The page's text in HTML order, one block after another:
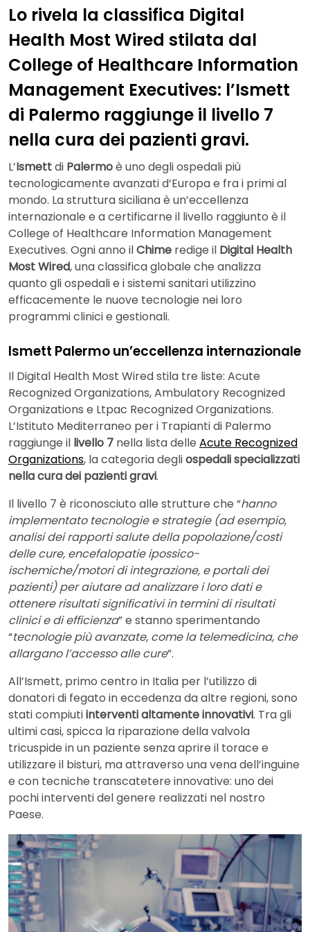
Lo rivela la classifica Digital
Health Most Wired stilata dal
College of Healthcare Information
Management Executives: l’Ismett
di Palermo raggiunge il livello 7
nella cura dei pazienti gravi.
L’Ismettdi Palermoè uno degli ospedali più
tecnologicamente avanzati d’Europa e fra i primi al
mondo. La struttura siciliana è un’eccellenza
internazionale e a certificarne il livello raggiunto è il
College of Healthcare Information Management
Executives. Ogni anno ilChime redige il Digital Health
Most Wired, una classifica globale che analizza
quanto gli ospedali e i sistemi sanitari utilizzino
efficacemente le nuove tecnologie nei loro
programmi clinici e gestionali.
Ismett Palermo un’eccellenza internazionale
Il Digital Health Most Wired stila tre liste: Acute
Recognized Organizations, Ambulatory Recognized
Organizations e Ltpac Recognized Organizations.
L’Istituto Mediterraneo per i Trapianti di Palermo
raggiunge il livello 7 nella lista delle Acute Recognized
Organizations, la categoria degliospedali specializzati
nella cura dei pazienti gravi.
Il livello 7 è riconosciuto alle strutture che “hanno
implementato tecnologie e strategie (ad esempio,
analisi dei rapporti salute della popolazione/costi
delle cure, encefalopatie ipossico-
ischemiche/motori di integrazione, e portali dei
pazienti) per aiutare ad analizzare i loro dati e
ottenere risultati significativi in termini di risultati
clinici e di efficienza” e stanno sperimentando
“tecnologie più avanzate, come la telemedicina, che
allargano l’accesso alle cure”.
All’Ismett, primo centro in Italia per l’utilizzo di
donatori di fegato in eccedenza da altre regioni, sono
stati compiutiinterventi altamente innovativi. Tra gli
ultimi casi, spicca la riparazione della valvola
tricuspide in un paziente senza aprire il torace e
utilizzare il bisturi, ma attraverso una vena dell’inguine
e con tecniche transcatetere innovative: uno dei
pochi interventi del genere realizzati nel nostro
Paese.